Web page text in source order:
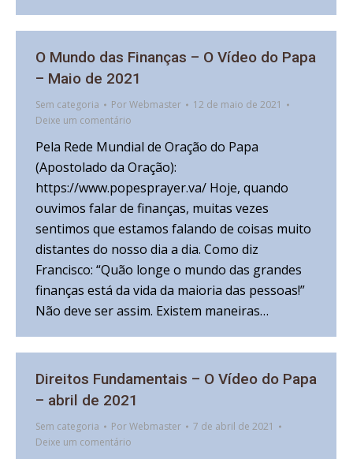
O Mundo das Finanças – O Vídeo do Papa
– Maio de 2021
Sem categoria PorWebmaster
12 de maio de 2021
Deixe um comentário
Pela Rede Mundial de Oração do Papa
(Apostolado da Oração):
https://www.popesprayer.va/ Hoje, quando
ouvimos falar de finanças, muitas vezes
sentimos que estamos falando de coisas muito
distantes do nosso dia a dia. Como diz
Francisco: “Quão longe o mundo das grandes
finanças está da vida da maioria das pessoas!”
Não deve ser assim. Existem maneiras…
Direitos Fundamentais – O Vídeo do Papa
– abril de 2021
Sem categoria PorWebmaster
7 de abril de 2021
Deixe um comentário